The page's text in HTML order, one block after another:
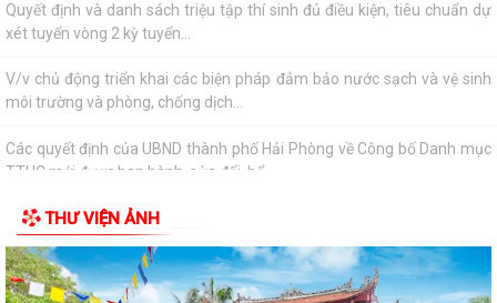
môi trường và phòng, chống dịch...
TTHC mới được ban hành, sửa đổi, bổ...
V/v hưởng ứng Ngày Sáng tạo và Đổi mới sáng tạo thế giới 21/4/2026
V/v tăng cường quản lý các hoạt động TDTT, vui chơi dưới nước, mở
các lớp học bơi phòng, chống tai...
V/v tăng cường công tác truyền thông phòng, chống dịch bệnh do não
THƯ VIỆN ẢNH